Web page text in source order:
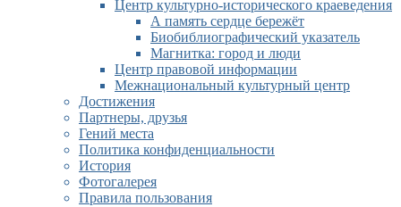
Центр культурно-исторического краеведения
А память сердце бережёт
Биобиблиографический указатель
Магнитка: город и люди
Центр правовой информации
Межнациональный культурный центр
Достижения
Партнеры, друзья
Гений места
Политика конфиденциальности
История
Фотогалерея
Правила пользования